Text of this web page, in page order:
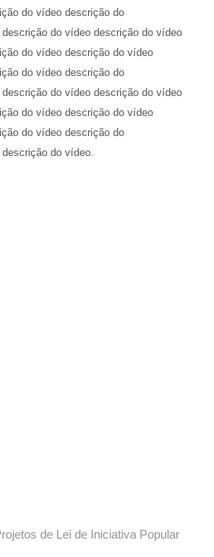
do vídeo descrição do
do vídeo descrição do vídeo
do vídeo descrição do vídeo
do vídeo descrição do
do vídeo descrição do vídeo
do vídeo descrição do vídeo
do vídeo descrição do
do vídeo.
de Lei de Iniciativa Popular